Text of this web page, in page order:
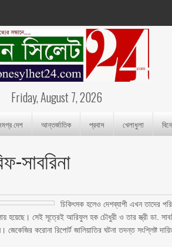
Friday, August 7, 2026
দেশ আন্তর্জাতিক প্রবাস খেলাধুলা
সাবরিনা
চিকিৎসক হলেও দেশব্যাপী এখন তাদের
হয়েছে। সেই সূত্রেই আরিফুল হক চৌধুরী ও তার স্ত্রী ডা.
করোনা রিপোর্ট জালিয়াতির ঘটনা তদন্ত সংশ্লিষ্ট